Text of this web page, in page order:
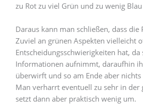
zu Rot zu viel Grün und zu wenig
Daraus kann man schließen, dass die
Zuviel an grünen Aspekten vielleicht
Entscheidungsschwierigkeiten hat, da
Informationen aufnimmt, daraufhin
überwirft und so am Ende aber
Man verharrt eventuell zu sehr in der
setzt dann aber praktisch wenig um.